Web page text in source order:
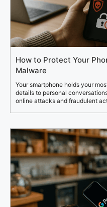
How to Protect Your
Malware
Your smartphone holds your
details to personal
online attacks and fraudulent